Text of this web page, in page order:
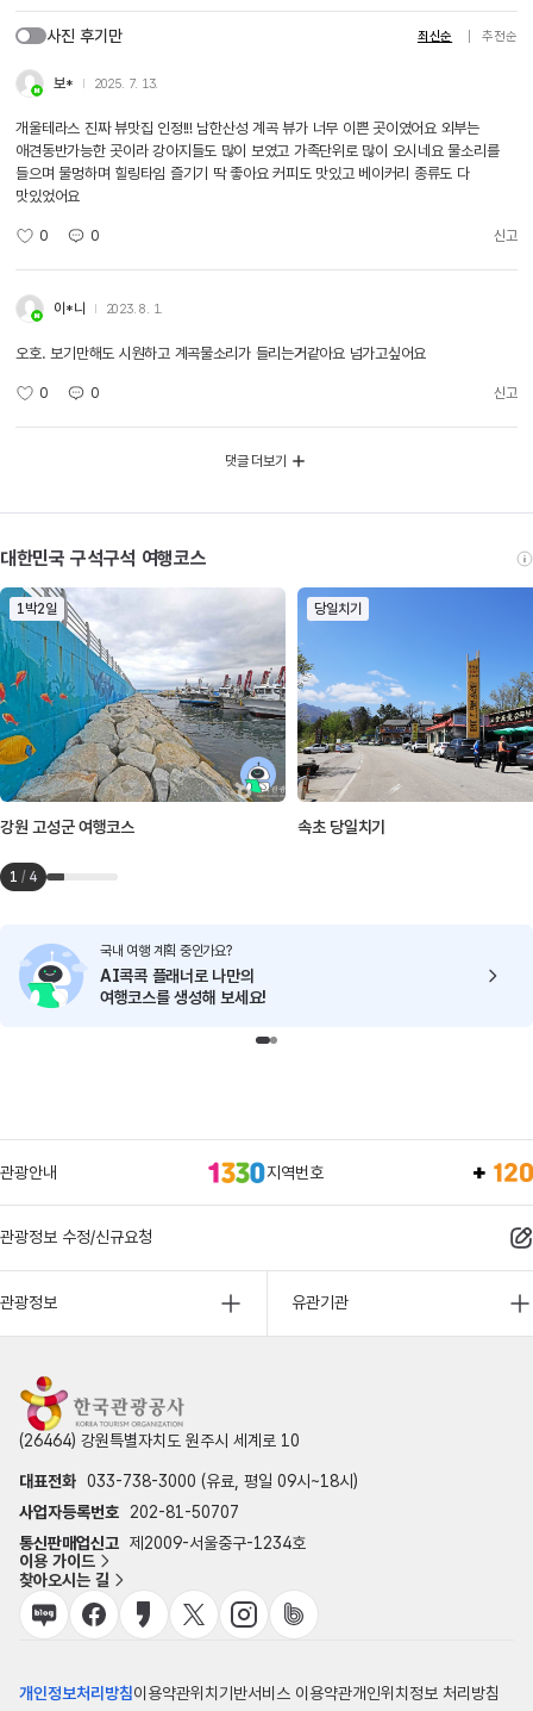
사진 후기만 최신순 추천순
보* 2025. 7. 13.
개울테라스 진짜 뷰맛집 인정!!! 남한산성 계곡 뷰가 너무 이쁜 곳이였어요 외부는
애견동반가능한 곳이라 강아지들도 많이 보였고 가족단위로 많이 오시네요 물소리를
들으며 물멍하며 힐링타임 즐기기 딱 좋아요 커피도 맛있고 베이커리 종류도 다
맛있었어요
0 0 신고
이*니 2023. 8. 1.
오호. 보기만해도 시원하고 계곡물소리가 들리는거같아요 넘가고싶어요
0 0 신고
댓글 더보기
대한민국 구석구석 여행코스
1박2일
강원 고성군 여행코스
당일치기
속초 당일치기
1 / 4
국내 여행 계획 중인가요?
AI콕콕 플래너로 나만의
여행코스를 생성해 보세요!
관광안내 지역번호
관광정보 수정/신규요청
관광정보 유관기관
(26464) 강원특별자치도 원주시 세계로 10
대표전화 033-738-3000 (유료, 평일 09시~18시)
사업자등록번호
202-81-50707
통신판매업신고 제2009-서울중구-1234호
이용 가이드
찾아오시는 길
개인정보처리방침이용약관위치기반서비스 이용약관개인위치정보 처리방침